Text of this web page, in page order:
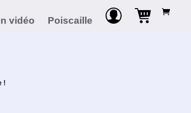
vidéo Poiscaille
!